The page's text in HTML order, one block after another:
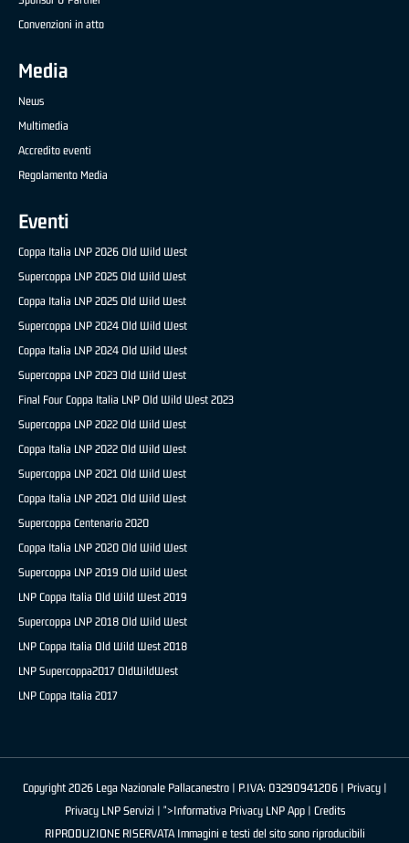
Convenzioni in atto
Media
News
Multimedia
Accredito eventi
Regolamento Media
Eventi
Coppa Italia LNP 2026 Old Wild West
Supercoppa LNP 2025 Old Wild West
Coppa Italia LNP 2025 Old Wild West
Supercoppa LNP 2024 Old Wild West
Coppa Italia LNP 2024 Old Wild West
Supercoppa LNP 2023 Old Wild West
Final Four Coppa Italia LNP Old Wild West 2023
Supercoppa LNP 2022 Old Wild West
Coppa Italia LNP 2022 Old Wild West
Supercoppa LNP 2021 Old Wild West
Coppa Italia LNP 2021 Old Wild West
Supercoppa Centenario 2020
Coppa Italia LNP 2020 Old Wild West
Supercoppa LNP 2019 Old Wild West
LNP Coppa Italia Old Wild West 2019
Supercoppa LNP 2018 Old Wild West
LNP Coppa Italia Old Wild West 2018
LNP Supercoppa2017 OldWildWest
LNP Coppa Italia 2017
Copyright 2026 Lega Nazionale Pallacanestro | P.IVA: 03290941206 | Privacy|
Privacy LNP Servizi | ">Informativa Privacy LNP App | Credits
RIPRODUZIONE RISERVATA Immagini e testi del sito sono riproducibili